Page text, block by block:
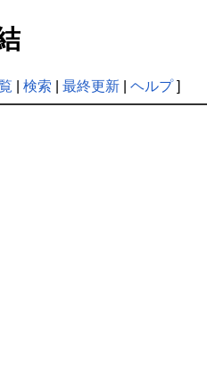
検索 最終更新| ヘルプ]